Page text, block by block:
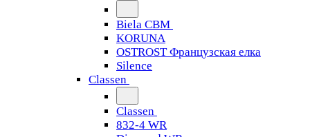
Biela CBM
KORUNA
OSTROST Французская елка
Silence
Classen
Classen
832-4 WR